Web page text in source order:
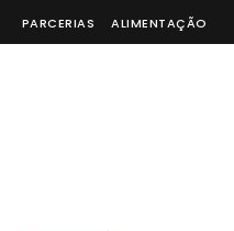
PARCERIAS ALIMENTAÇÃO